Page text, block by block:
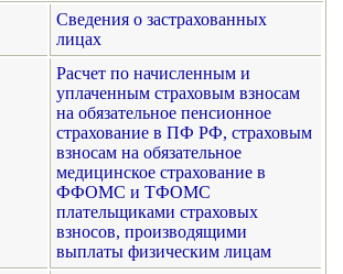
Сведения о застрахованных
лицах
Расчет по начисленным и
уплаченным страховым взносам
на обязательное пенсионное
страхование в ПФ РФ, страховым
взносам на обязательное
медицинское страхование в
ФФОМС и ТФОМС
плательщиками страховых
взносов, производящими
выплаты физическим лицам